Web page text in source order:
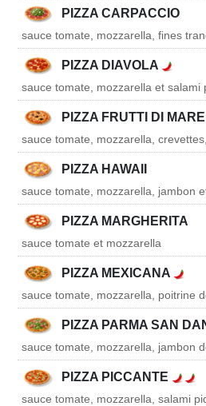
PIZZA CARPACCIO
sauce tomate, mozzarella, fines
PIZZA DIAVOLA
sauce tomate, mozzarella et salami
PIZZA FRUTTI DI MARE
sauce tomate, mozzarella,
PIZZA HAWAII
sauce tomate, mozzarella, jambon
PIZZA MARGHERITA
sauce tomate et mozzarella
PIZZA MEXICANA
sauce tomate, mozzarella, poitrine
PIZZA PARMA SAN
sauce tomate, mozzarella, jambon
PIZZA PICCANTE
sauce tomate, mozzarella, salami